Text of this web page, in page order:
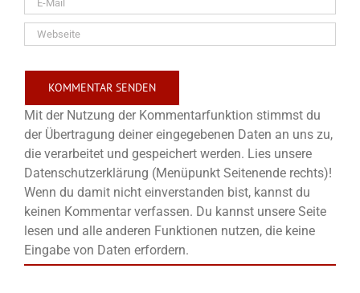
Mit der Nutzung der Kommentarfunktion stimmst du
der Übertragung deiner eingegebenen Daten an uns zu,
die verarbeitet und gespeichert werden. Lies unsere
Datenschutzerklärung (Menüpunkt Seitenende rechts)!
Wenn du damit nicht einverstanden bist, kannst du
keinen Kommentar verfassen. Du kannst unsere Seite
lesen und alle anderen Funktionen nutzen, die keine
Eingabe von Daten erfordern.